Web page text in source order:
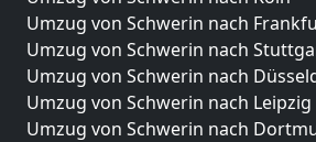
Umzug von Schwerin nach
Umzug von Schwerin nach
Umzug von Schwerin nach
Umzug von Schwerin nach Leipzig
Umzug von Schwerin nach